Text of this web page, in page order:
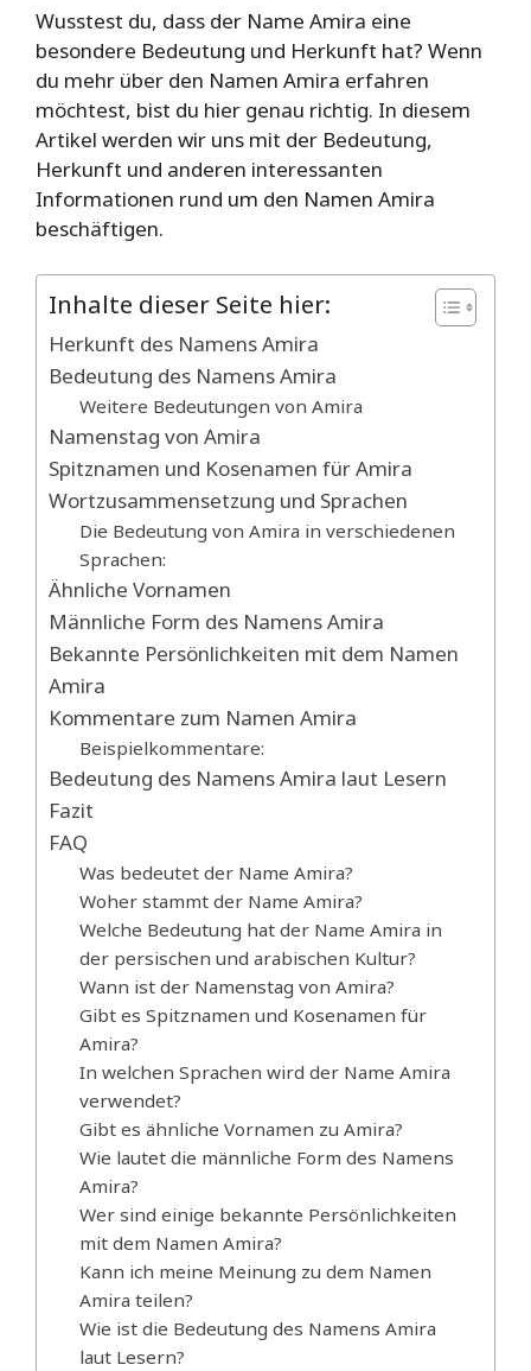
Wusstest du, dass der Name Amira eine
besondere Bedeutung und Herkunft hat? Wenn
du mehr über den Namen Amira erfahren
möchtest, bist du hier genau richtig. In diesem
Artikel werden wir uns mit der Bedeutung,
Herkunft und anderen interessanten
Informationen rund um den Namen Amira
beschäftigen.
Inhalte dieser Seite hier:
Herkunft des Namens Amira
Bedeutung des Namens Amira
Weitere Bedeutungen von Amira
Namenstag von Amira
Spitznamen und Kosenamen für Amira
Wortzusammensetzung und Sprachen
Die Bedeutung von Amira in verschiedenen
Sprachen:
Ähnliche Vornamen
Männliche Form des Namens Amira
Bekannte Persönlichkeiten mit dem Namen
Amira
Kommentare zum Namen Amira
Beispielkommentare:
Bedeutung des Namens Amira laut Lesern
Fazit
FAQ
Was bedeutet der Name Amira?
Woher stammt der Name Amira?
Welche Bedeutung hat der Name Amira in
der persischen und arabischen Kultur?
Wann ist der Namenstag von Amira?
Gibt es Spitznamen und Kosenamen für
Amira?
In welchen Sprachen wird der Name Amira
verwendet?
Gibt es ähnliche Vornamen zu Amira?
Wie lautet die männliche Form des Namens
Amira?
Wer sind einige bekannte Persönlichkeiten
mit dem Namen Amira?
Kann ich meine Meinung zu dem Namen
Amira teilen?
Wie ist die Bedeutung des Namens Amira
laut Lesern?